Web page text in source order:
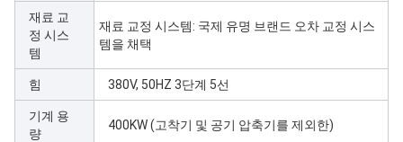
재료 교
정 시스
템
재료 교정 시스템: 국제 유명 브랜드 오차 교정 시스
템을 채택
힘 380V, 50HZ 3단계 5선
기계 용
량
400KW (고착기 및 공기 압축기를 제외한)